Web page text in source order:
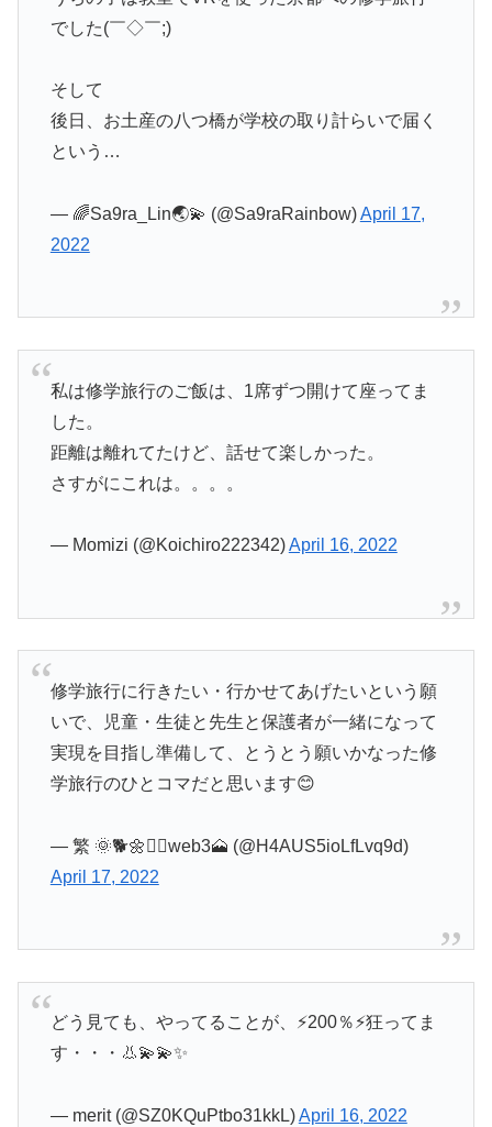
でした(￣◇￣;)
そして
後日、お土産の八つ橋が学校の取り計らいで届く
という…
— 🌈Sa9ra_Lin🌏💫 (@Sa9raRainbow)April 17,
2022
私は修学旅行のご飯は、1席ずつ開けて座ってま
した。
距離は離れてたけど、話せて楽しかった。
さすがにこれは。。。。
— Momizi (@Koichiro222342)April 16, 2022
修学旅行に行きたい・行かせてあげたいという願
いで、児童・生徒と先生と保護者が一緒になって
実現を目指し準備して、とうとう願いかなった修
学旅行のひとコマだと思います😊
— 繁 🌞🐕🌼🦸‍♀️web3🗻 (@H4AUS5ioLfLvq9d)
April 17, 2022
どう見ても、やってることが、⚡200％⚡狂ってま
す・・・👃💫💫✨
— merit (@SZ0KQuPtbo31kkL)April 16, 2022